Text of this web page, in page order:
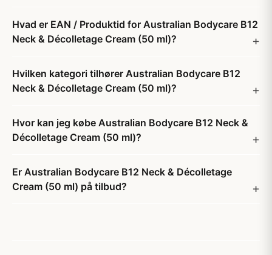
Hvad er EAN / Produktid for Australian Bodycare B12
Neck & Décolletage Cream (50 ml)?
Hvilken kategori tilhører Australian Bodycare B12
Neck & Décolletage Cream (50 ml)?
Hvor kan jeg købe Australian Bodycare B12 Neck &
Décolletage Cream (50 ml)?
Er Australian Bodycare B12 Neck & Décolletage
Cream (50 ml) på tilbud?